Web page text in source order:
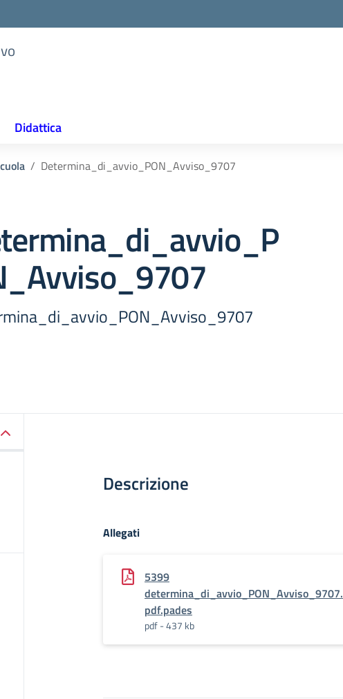
Didattica
Determina_di_avvio_PON_Avviso_9707
Descrizione
Allegati
5399
determina_di_avvio_PON_Avviso_9707.
pdf.pades
pdf - 437 kb